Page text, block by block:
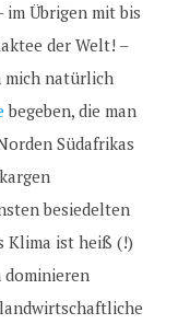
Übrigen mit bis
der Welt! –
mich natürlich
begeben, die man
Südafrikas
besiedelten
Klima ist heiß (!)